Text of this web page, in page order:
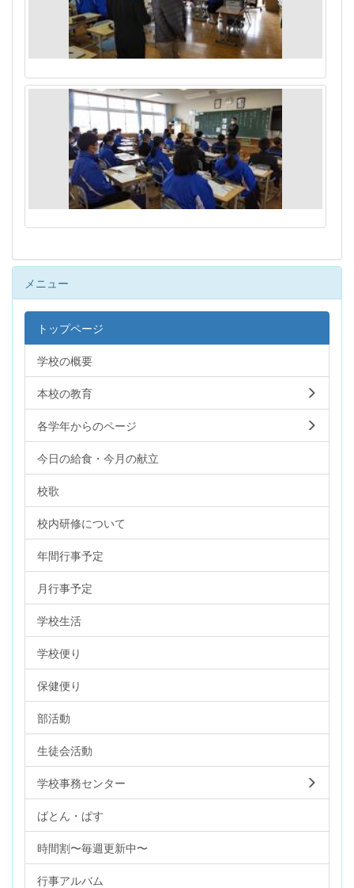
メニュー
トップページ
学校の概要
本校の教育
各学年からのページ
今日の給食・今月の献立
校歌
校内研修について
年間行事予定
月行事予定
学校生活
学校便り
保健便り
部活動
生徒会活動
学校事務センター
ばとん・ぱす
時間割〜毎週更新中〜
行事アルバム